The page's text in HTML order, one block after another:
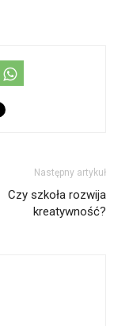
Następny artykuł
Czy szkoła rozwija
kreatywność?